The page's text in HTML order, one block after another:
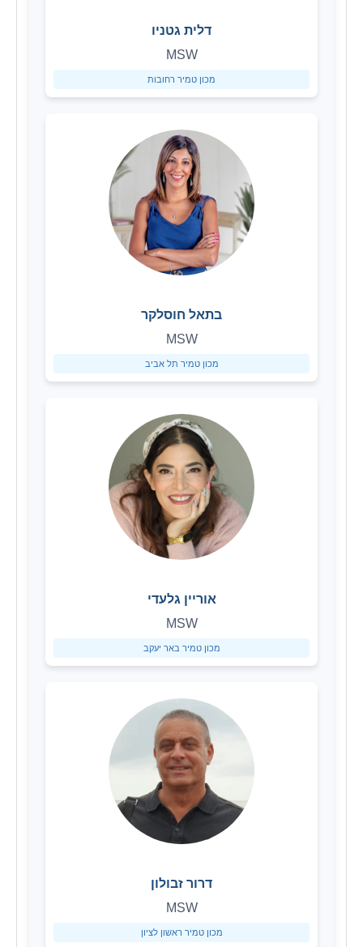
דלית גטניו
MSW
מכון טמיר רחובות
בתאל חוסלקר
MSW
מכון טמיר תל אביב
אוריין גלעדי
MSW
מכון טמיר באר יעקב
דרור זבולון
MSW
מכון טמיר ראשון לציון